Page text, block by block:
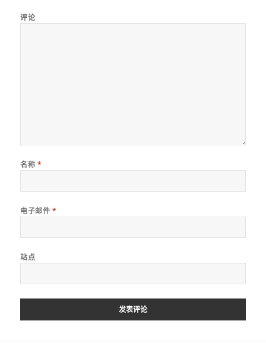
评论
名称 *
电子邮件 *
站点